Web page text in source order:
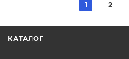
1 2
КАТАЛОГ